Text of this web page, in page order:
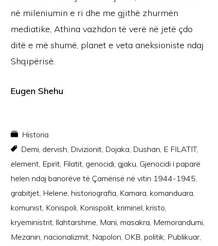
në mileniumin e ri dhe me gjithë zhurmën
mediatike, Athina vazhdon të verë në jetë çdo
ditë e më shumë, planet e veta aneksioniste ndaj
Shqipërisë.
Eugen Shehu
Historia
Demi, dervish, Divizionit, Dojaka, Dushan, E FILATIT,
element, Epirit, Filatit, genocidi, gjaku, Gjenocidi i paparë
helen ndaj banorëve të Çamërisë në vitin 1944-1945,
grabitjet, Helene,historiografia, Kamara,komanduara,
komunist, Konispoli, Konispolit,kriminel,kristo,
kryeministrit,llahtarshme, Mani,masakra, Memorandumi,
Mezanin,nacionalizmit, Napolon, OKB,politik, Publikuar,